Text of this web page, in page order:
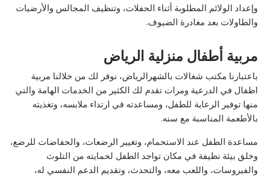
وإعداد الولائم المطلوبة أثناء الحفلات، وتنظيف المجالس والأرضيات
والطاولات بعد مغادرة الضيوف.
مربية أطفال منزلية الرياض
باعتبارنا مكتب شغالات بالشهرالرياض، نوفر لك من خلالنا مربية
اطفال في الدرعية ومرات تقدم لك الكثير من الخدمات الهامة والتي
منها توفير الرعاية للطفل، ومساعدته في ارتداء ملابسه، وتغذيته
بالأطعمة المناسبة مع سنه.
مساعدة الطفل عند الاستحمام، وتغيير الرضعات، والحفاضات للرضع،
وخلق بيئة نظيفة في مكان تواجد الطفل لحمايته من التلوث
والفيروسات، واللعب معه، والتحدث، وتقديم الدعم النفسي له،